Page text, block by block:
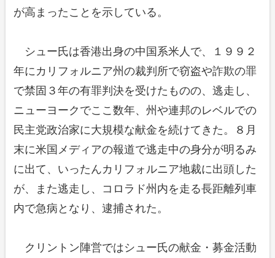
が高まったことを示している。
シュー氏は香港出身の中国系米人で、１９９２
年にカリフォルニア州の裁判所で窃盗や詐欺の罪
で禁固３年の有罪判決を受けたものの、逃走し、
ニューヨークでここ数年、州や連邦のレベルでの
民主党政治家に大規模な献金を続けてきた。８月
末に米国メディアの報道で逃走中の身分が明るみ
に出て、いったんカリフォルニア地裁に出頭した
が、また逃走し、コロラド州内を走る長距離列車
内で急病となり、逮捕された。
クリントン陣営ではシュー氏の献金・募金活動